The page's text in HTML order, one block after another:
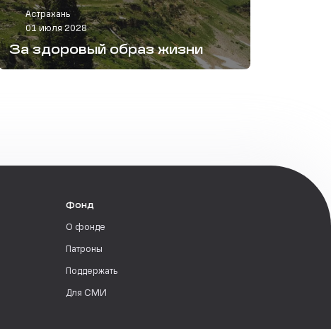
Астрахань
01 июля 2028
За здоровый образ жизни
Фонд
О фонде
Патроны
Поддержать
Для СМИ